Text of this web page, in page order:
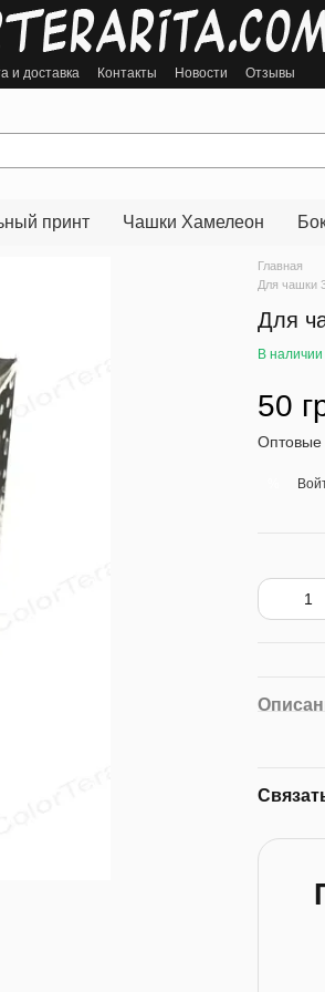
и доставка Контакты Новости Отзывы
принт Чашки Хамелеон
Главная
Для чашки
Для
В наличии
50
Оптовые